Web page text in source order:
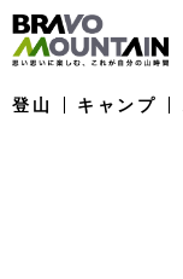
登山 キャンプ